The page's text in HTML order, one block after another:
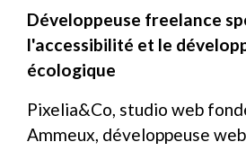
Développeuse freelance
l'accessibilité et le
écologique
Pixelia&Co, studio web
Ammeux, développeuse